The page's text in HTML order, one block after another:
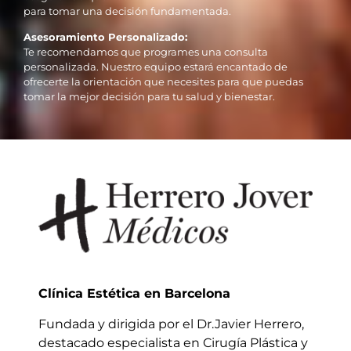
para tomar una decisión fundamentada.
Asesoramiento Personalizado:
Te recomendamos que programes una consulta
personalizada. Nuestro equipo estará encantado de
ofrecerte la orientación que necesites para que puedas
tomar la mejor decisión para tu salud y bienestar.
Clínica Estética en Barcelona
Fundada y dirigida por el Dr.Javier Herrero,
destacado especialista en Cirugía Plástica y